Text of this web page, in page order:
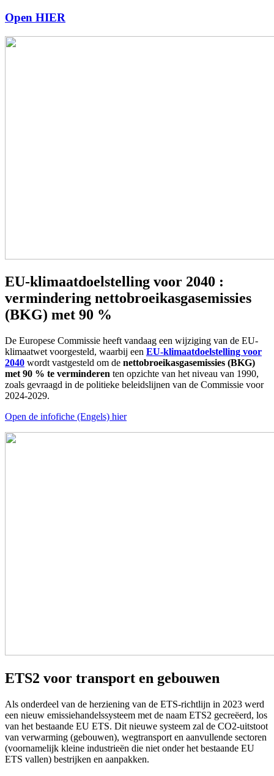
Open HIER
EU-klimaatdoelstelling voor 2040 :
vermindering nettobroeikasgasemissies
(BKG) met 90 %
De Europese Commissie heeft vandaag een wijziging van de EU-
klimaatwet voorgesteld, waarbij een EU-klimaatdoelstelling voor
2040 wordt vastgesteld om de nettobroeikasgasemissies (BKG)
met 90 % te verminderen ten opzichte van het niveau van 1990,
zoals gevraagd in de politieke beleidslijnen van de Commissie voor
2024-2029.
Open de infofiche (Engels) hier
ETS2 voor transport en gebouwen
Als onderdeel van de herziening van de ETS-richtlijn in 2023 werd
een nieuw emissiehandelssysteem met de naam ETS2 gecreëerd, los
van het bestaande EU ETS. Dit nieuwe systeem zal de CO2-uitstoot
van verwarming (gebouwen), wegtransport en aanvullende sectoren
(voornamelijk kleine industrieën die niet onder het bestaande EU
ETS vallen) bestrijken en aanpakken.